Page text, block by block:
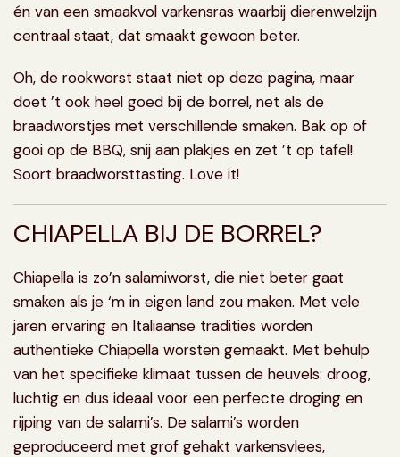
én van een smaakvol varkensras waarbij dierenwelzijn
centraal staat, dat smaakt gewoon beter.
Oh, de rookworst staat niet op deze pagina, maar
doet ’t ook heel goed bij de borrel, net als de
braadworstjes met verschillende smaken. Bak op of
gooi op de BBQ, snij aan plakjes en zet ’t op tafel!
Soort braadworsttasting. Love it!
CHIAPELLA BIJ DE BORREL?
Chiapella is zo’n salamiworst, die niet beter gaat
smaken als je ‘m in eigen land zou maken. Met vele
jaren ervaring en Italiaanse tradities worden
authentieke Chiapella worsten gemaakt. Met behulp
van het specifieke klimaat tussen de heuvels: droog,
luchtig en dus ideaal voor een perfecte droging en
rijping van de salami’s. De salami’s worden
geproduceerd met grof gehakt varkensvlees,